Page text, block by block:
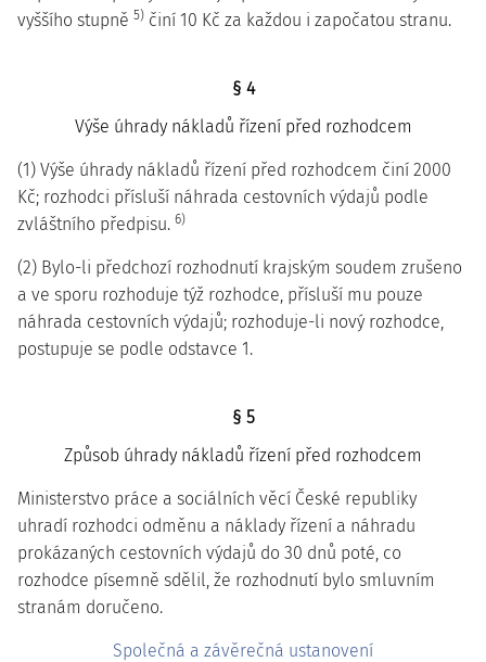
vyššího stupně 5) činí 10 Kč za každou i započatou stranu.
§ 4
Výše úhrady nákladů řízení před rozhodcem
(1) Výše úhrady nákladů řízení před rozhodcem činí 2000
Kč; rozhodci přísluší náhrada cestovních výdajů podle
zvláštního předpisu. 6)
(2) Bylo-li předchozí rozhodnutí krajským soudem zrušeno
a ve sporu rozhoduje týž rozhodce, přísluší mu pouze
náhrada cestovních výdajů; rozhoduje-li nový rozhodce,
postupuje se podle odstavce 1.
§ 5
Způsob úhrady nákladů řízení před rozhodcem
Ministerstvo práce a sociálních věcí České republiky
uhradí rozhodci odměnu a náklady řízení a náhradu
prokázaných cestovních výdajů do 30 dnů poté, co
rozhodce písemně sdělil, že rozhodnutí bylo smluvním
stranám doručeno.
Společná a závěrečná ustanovení